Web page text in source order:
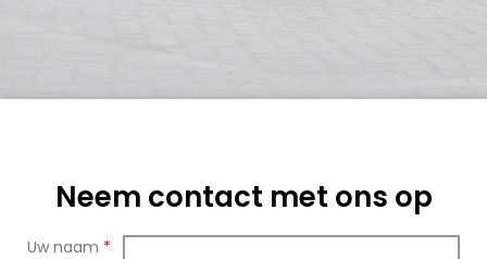
Neem contact met ons op
Uw naam *